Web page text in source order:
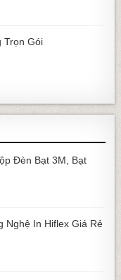
Trọn Gói
Đèn Bạt 3M, Bạt
Nghệ In Hiflex Giá Rẻ